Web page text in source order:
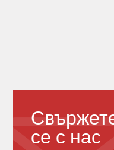
се с нас